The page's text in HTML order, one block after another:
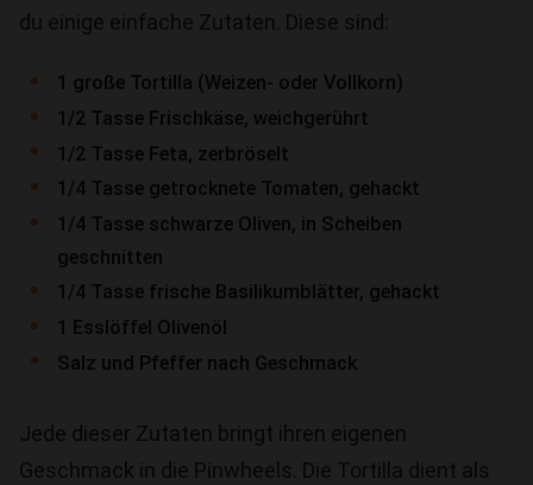
du einige einfache Zutaten. Diese sind:
1 große Tortilla (Weizen- oder Vollkorn)
1/2 Tasse Frischkäse, weichgerührt
1/2 Tasse Feta, zerbröselt
1/4 Tasse getrocknete Tomaten, gehackt
1/4 Tasse schwarze Oliven, in Scheiben
geschnitten
1/4 Tasse frische Basilikumblätter, gehackt
1 Esslöffel Olivenöl
Salz und Pfeffer nach Geschmack
Jede dieser Zutaten bringt ihren eigenen
Geschmack in die Pinwheels. Die Tortilla dient als